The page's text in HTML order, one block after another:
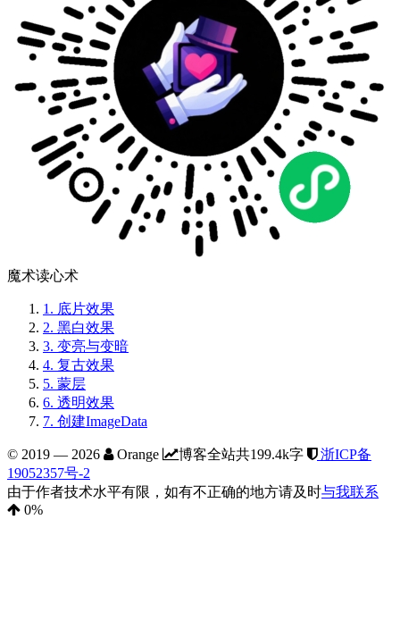
魔术读心术
1. 底片效果
2. 黑白效果
3. 变亮与变暗
4. 复古效果
5. 蒙层
6. 透明效果
7. 创建ImageData
© 2019 — 2026 Orange 博客全站共199.4k字
浙ICP备
19052357号-2
由于作者技术水平有限，如有不正确的地方请及时与我联系
0%